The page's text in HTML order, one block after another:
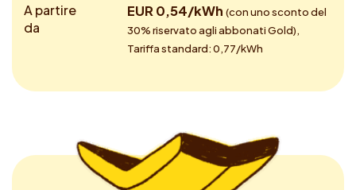
A partire
da
EUR 0,54/kWh (con uno sconto del
30% riservato agli abbonati Gold),
Tariffa standard: 0,77/kWh